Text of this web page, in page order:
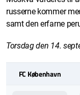
russerne kommer
samt den erfarne
Torsdag den 14.
FC København